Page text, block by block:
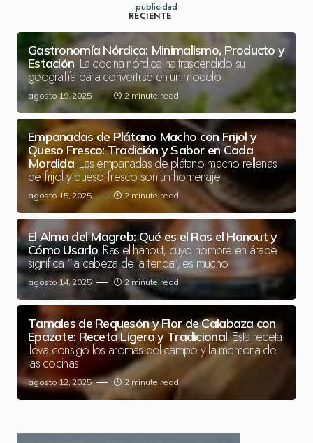
publicidad
RECIENTE
Gastronomía Nórdica: Minimalismo, Producto y
Estación La cocina nórdica ha trascendido su
geografía para convertirse en un modelo
agosto 19, 2025 2 minute read
Empanadas de Plátano Macho con Frijol y
Queso Fresco: Tradición y Sabor en Cada
Mordida Las empanadas de plátano macho rellenas
de frijol y queso fresco son un homenaje
agosto 15, 2025 2 minute read
El Alma del Magreb: Qué es el Ras el Hanout y
Cómo Usarlo Ras el hanout, cuyo nombre en árabe
significa “la cabeza de la tienda”, es mucho
agosto 14, 2025 2 minute read
Tamales de Requesón y Flor de Calabaza con
Epazote: Receta Ligera y Tradicional Esta receta
lleva consigo los aromas del campo y la memoria de
las cocinas
agosto 12, 2025 2 minute read